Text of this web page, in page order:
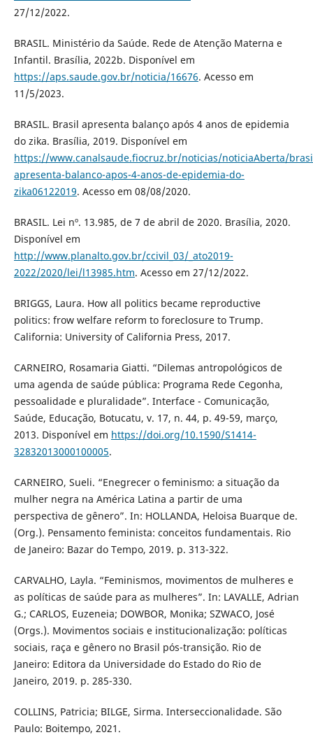
27/12/2022.
BRASIL. Ministério da Saúde. Rede de Atenção Materna e
Infantil. Brasília, 2022b. Disponível em
https://aps.saude.gov.br/noticia/16676. Acesso em
11/5/2023.
BRASIL. Brasil apresenta balanço após 4 anos de epidemia
do zika. Brasília, 2019. Disponível em
https://www.canalsaude.fiocruz.br/noticias/noticiaAberta/
apresenta-balanco-apos-4-anos-de-epidemia-do-
zika06122019. Acesso em 08/08/2020.
BRASIL. Lei nº. 13.985, de 7 de abril de 2020. Brasília, 2020.
Disponível em
http://www.planalto.gov.br/ccivil_03/_ato2019-
2022/2020/lei/l13985.htm. Acesso em 27/12/2022.
BRIGGS, Laura. How all politics became reproductive
politics: frow welfare reform to foreclosure to Trump.
California: University of California Press, 2017.
CARNEIRO, Rosamaria Giatti. “Dilemas antropológicos de
uma agenda de saúde pública: Programa Rede Cegonha,
pessoalidade e pluralidade”. Interface - Comunicação,
Saúde, Educação, Botucatu, v. 17, n. 44, p. 49-59, março,
2013. Disponível em https://doi.org/10.1590/S1414-
32832013000100005.
CARNEIRO, Sueli. “Enegrecer o feminismo: a situação da
mulher negra na América Latina a partir de uma
perspectiva de gênero”. In: HOLLANDA, Heloisa Buarque de.
(Org.). Pensamento feminista: conceitos fundamentais. Rio
de Janeiro: Bazar do Tempo, 2019. p. 313-322.
CARVALHO, Layla. “Feminismos, movimentos de mulheres e
as políticas de saúde para as mulheres”. In: LAVALLE, Adrian
G.; CARLOS, Euzeneia; DOWBOR, Monika; SZWACO, José
(Orgs.). Movimentos sociais e institucionalização: políticas
sociais, raça e gênero no Brasil pós-transição. Rio de
Janeiro: Editora da Universidade do Estado do Rio de
Janeiro, 2019. p. 285-330.
COLLINS, Patricia; BILGE, Sirma. Interseccionalidade. São
Paulo: Boitempo, 2021.